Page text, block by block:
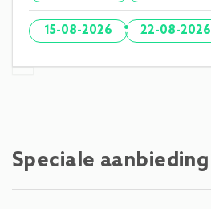
15-08-2026 · 22-08-2026
Speciale aanbieding